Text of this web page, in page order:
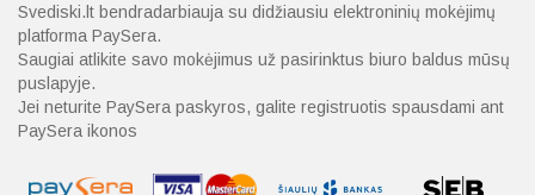
Svediski.lt bendradarbiauja su didžiausiu elektroninių mokėjimų
platforma PaySera.
Saugiai atlikite savo mokėjimus už pasirinktus biuro baldus mūsų
puslapyje.
Jei neturite PaySera paskyros, galite registruotis spausdami ant
PaySera ikonos